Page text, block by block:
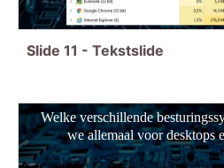
Slide 11 - Tekstslide
Welke verschillende
we allemaal voor desktops